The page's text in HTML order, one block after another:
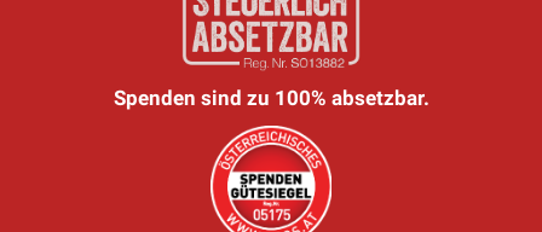
Spenden sind zu 100% absetzbar.